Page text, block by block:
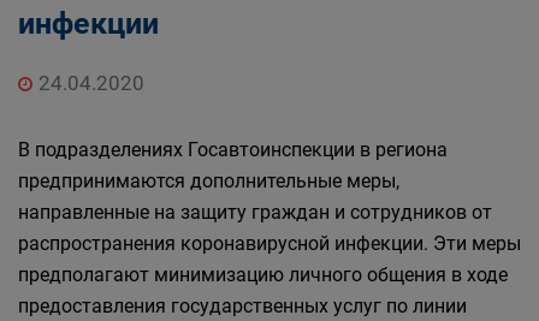
инфекции
24.04.2020
В подразделениях Госавтоинспекции в региона
предпринимаются дополнительные меры,
направленные на защиту граждан и сотрудников от
распространения коронавирусной инфекции. Эти меры
предполагают минимизацию личного общения в ходе
предоставления государственных услуг по линии